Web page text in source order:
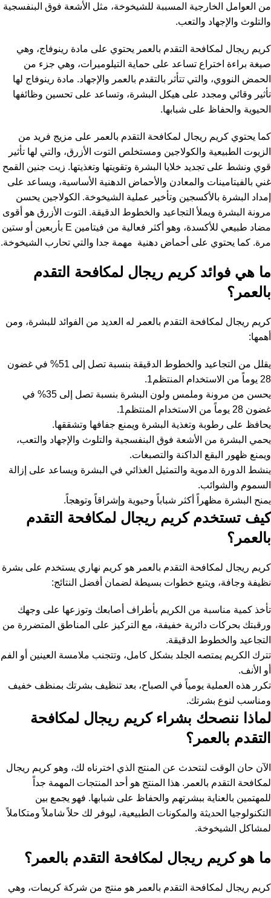
من العوامل الخارجية المسببة للشيخوخة، مثل الأشعة فوق البنفسجية
والتلوث والإجهاد والتعب.
كريم ريجال لمكافحة التقدم بالعمر يحتوي على مادة رينوفاج، وهي
صيغة براءة اختراع تساعد على حماية التيلوميرات، وهي جزء من
الحمض النووي، والتي تتأثر بالتقدم بالعمر والإجهاد. مادة رينوفاج لها
تأثير وقائي ومجدد على هيكل البشرة، وتساعد على تحسين وظائفها
الحيوية والحفاظ على شبابها.
كما يحتوي كريم ريجال لمكافحة التقدم بالعمر على مزيج فريد من
الزيوت الطبيعية والكولاجين ومستخلص التوت الأزرق، والتي لها تأثير
قوي ونشط على تجديد خلايا البشرة وتقويتها وتغذيتها. زيت جنين القمح
غني بالفيتامينات والمعادن والأحماض الدهنية الأساسية، ويساعد على
إمداد البشرة بالأكسجين وتأخير عملية الشيخوخة. الكولاجين يحسن
مرونة البشرة ويملأ التجاعيد والخطوط الدقيقة. التوت الأزرق هو أقوى
مضاد طبيعي للأكسدة، وهو أكثر فعالية من فيتامين E بأربعين أو ستين
مرة. كما يحتوي على أحماض دهنية مهمة جدا والتي تحارب الشيخوخة.
ما هي فوائد كريم ريجال لمكافحة التقدم
بالعمر؟
كريم ريجال لمكافحة التقدم بالعمر له العديد من الفوائد للبشرة، ومن
أهمها:
يقلل من التجاعيد والخطوط الدقيقة بنسبة تصل إلى 51% في غضون
28 يوماً من الاستخدام المنتظم1.
يحسن من مرونة وملمس ولون البشرة بنسبة تصل إلى 35% في
غضون 28 يوماً من الاستخدام المنتظم1.
يحافظ على رطوبة وتغذية البشرة ويمنع جفافها وتشققها.
يحمي البشرة من الأشعة فوق البنفسجية والتلوث والإجهاد والتعب،
ويمنع ظهور البقع الداكنة والتصبغات.
ينشط الدورة الدموية والتمثيل الغذائي في البشرة ويساعد على إزالة
السموم والشوائب.
يمنح البشرة مظهراً أكثر شباباً وحيوية وإشراقاً وتوهجاً.
كيف تستخدم كريم ريجال لمكافحة التقدم
بالعمر؟
كريم ريجال لمكافحة التقدم بالعمر هو كريم نهاري يستخدم على بشرة
نظيفة وجافة، ويتبع خطوات بسيطة لضمان أفضل النتائج:
تأخذ كمية مناسبة من الكريم بأطراف أصابعك وتوزعها على وجهك
ورقبتك بحركات دائرية خفيفة، مع التركيز على المناطق المتضررة من
التجاعيد والخطوط الدقيقة.
تترك الكريم يمتصه الجلد بشكل كامل، وتتجنب ملامسة العينين أو الفم
أو الأنف.
تكرر هذه العملية يومياً في الصباح، بعد تنظيف بشرتك بمنظف خفيف
ومناسب لنوع بشرتك.
لماذا ننصحك بشراء كريم ريجال لمكافحة
التقدم بالعمر؟
الآن حان الوقت لنتحدث عن المنتج الذي اخترناه لك، وهو كريم ريجال
لمكافحة التقدم بالعمر. هذا المنتج هو أحد المنتجات المهمة جداً
للمهتمين بالعناية ببشرتهم والحفاظ على شبابها. فهو يجمع بين
التكنولوجيا الحديثة والمكونات الطبيعية، ليوفر لك حلاً شاملاً ومتكاملاً
لمشاكل الشيخوخة.
ما هو كريم ريجال لمكافحة التقدم بالعمر؟
كريم ريجال لمكافحة التقدم بالعمر هو منتج من شركة كريمات، وهي